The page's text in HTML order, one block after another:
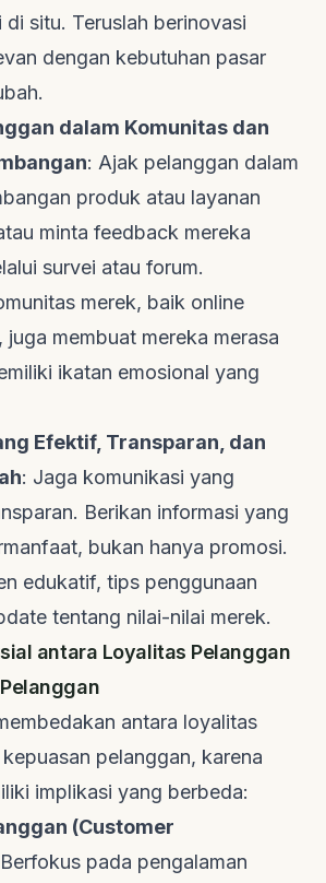
di situ. Teruslah berinovasi
dengan kebutuhan pasar
dalam Komunitas dan
: Ajak pelanggan dalam
produk atau layanan
minta feedback mereka
survei atau forum.
merek, baik online
, juga membuat mereka merasa
ikatan emosional yang
Efektif, Transparan, dan
: Jaga komunikasi yang
Berikan informasi yang
bukan hanya promosi.
edukatif, tips penggunaan
tentang nilai-nilai merek.
antara Loyalitas Pelanggan
antara loyalitas
pelanggan, karena
implikasi yang berbeda:
(Customer
pada pengalaman